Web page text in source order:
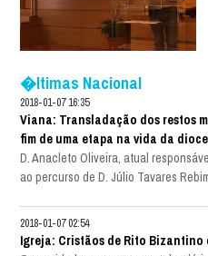
�ltimas Nacional
2018-01-07 16:35
Viana: Transladação dos restos
fim de uma etapa na vida da
D. Anacleto Oliveira, atual
ao percurso de D. Júlio Tavares
2018-01-07 02:54
Igreja: Cristãos de Rito Bizantino